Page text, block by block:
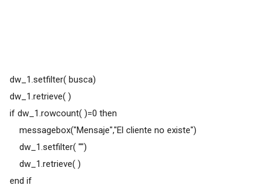
dw_1.setfilter( busca)
dw_1.retrieve( )
if dw_1.rowcount( )=0 then
messagebox("Mensaje","El cliente no existe")
dw_1.setfilter( "")
dw_1.retrieve( )
end if